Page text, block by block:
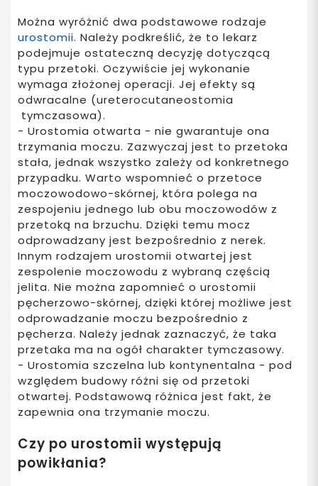
Można wyróżnić dwa podstawowe rodzaje
urostomii. Należy podkreślić, że to lekarz
podejmuje ostateczną decyzję dotyczącą
typu przetoki. Oczywiście jej wykonanie
wymaga złożonej operacji. Jej efekty są
odwracalne (ureterocutaneostomia
tymczasowa).
- Urostomia otwarta - nie gwarantuje ona
trzymania moczu. Zazwyczaj jest to przetoka
stała, jednak wszystko zależy od konkretnego
przypadku. Warto wspomnieć o przetoce
moczowodowo-skórnej, która polega na
zespojeniu jednego lub obu moczowodów z
przetoką na brzuchu. Dzięki temu mocz
odprowadzany jest bezpośrednio z nerek.
Innym rodzajem urostomii otwartej jest
zespolenie moczowodu z wybraną częścią
jelita. Nie można zapomnieć o urostomii
pęcherzowo-skórnej, dzięki której możliwe jest
odprowadzanie moczu bezpośrednio z
pęcherza. Należy jednak zaznaczyć, że taka
przetaka ma na ogół charakter tymczasowy.
- Urostomia szczelna lub kontynentalna - pod
względem budowy różni się od przetoki
otwartej. Podstawową różnica jest fakt, że
zapewnia ona trzymanie moczu.
Czy po urostomii występują
powikłania?